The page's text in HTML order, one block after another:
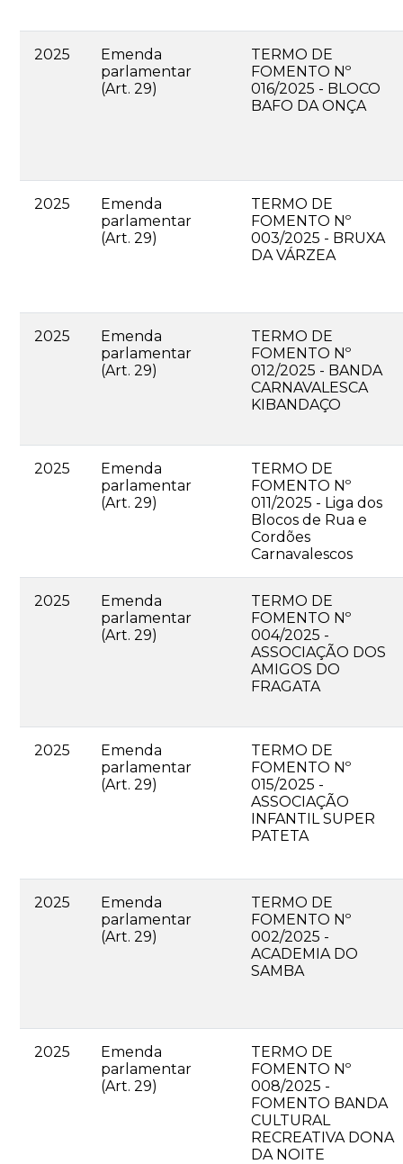
2025
Emenda
parlamentar
(Art. 29)
TERMO DE
FOMENTO Nº
016/2025 - BLOCO
BAFO DA ONÇA
2025
Emenda
parlamentar
(Art. 29)
TERMO DE
FOMENTO Nº
003/2025 - BRUXA
DA VÁRZEA
2025
Emenda
parlamentar
(Art. 29)
TERMO DE
FOMENTO Nº
012/2025 - BANDA
CARNAVALESCA
KIBANDAÇO
2025
Emenda
parlamentar
(Art. 29)
TERMO DE
FOMENTO Nº
011/2025 - Liga dos
Blocos de Rua e
Cordões
Carnavalescos
2025
Emenda
parlamentar
(Art. 29)
TERMO DE
FOMENTO Nº
004/2025 -
ASSOCIAÇÃO DOS
AMIGOS DO
FRAGATA
2025
Emenda
parlamentar
(Art. 29)
TERMO DE
FOMENTO Nº
015/2025 -
ASSOCIAÇÃO
INFANTIL SUPER
PATETA
2025
Emenda
parlamentar
(Art. 29)
TERMO DE
FOMENTO Nº
002/2025 -
ACADEMIA DO
SAMBA
2025
Emenda
parlamentar
(Art. 29)
TERMO DE
FOMENTO Nº
008/2025 -
FOMENTO BANDA
CULTURAL
RECREATIVA DONA
DA NOITE